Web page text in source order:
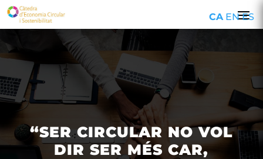
“SER CIRCULAR NO VOL
DIR SER MÉS CAR,
CA EN ES